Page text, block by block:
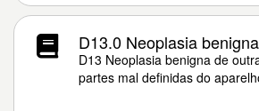
D13.0 Neoplasia
D13 Neoplasia benigna de
partes mal definidas do